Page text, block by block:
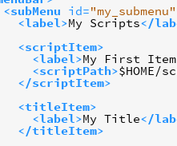
<subMenu id="my_submenu"
<label>My Scripts</
<scriptItem>
<label>My First Item
<scriptPath>
</scriptItem>
<titleItem>
<label>My Title</
</titleItem>